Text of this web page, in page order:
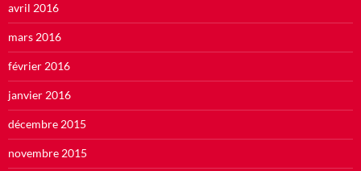
avril 2016
mars 2016
février 2016
janvier 2016
décembre 2015
novembre 2015